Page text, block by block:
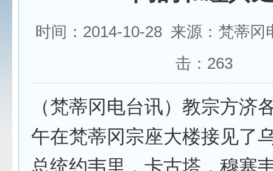
时间：2014-10-28 来源：梵蒂
击： 263
（梵蒂冈电台讯）教宗方济
午在梵蒂冈宗座大楼接见了
总统约韦里．卡古塔．穆塞